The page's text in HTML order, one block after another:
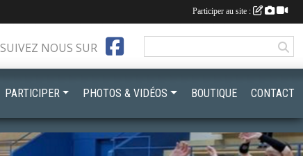
SUIVEZ NOUS SUR
PARTICIPER PHOTOS & VIDÉOS BOUTIQUE CONTACT
Participer au site :